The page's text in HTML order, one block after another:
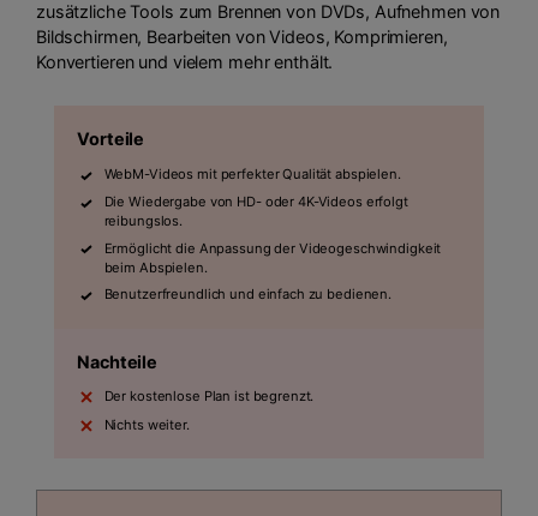
zusätzliche Tools zum Brennen von DVDs, Aufnehmen von
Bildschirmen, Bearbeiten von Videos, Komprimieren,
Konvertieren und vielem mehr enthält.
Vorteile
WebM-Videos mit perfekter Qualität abspielen.
Die Wiedergabe von HD- oder 4K-Videos erfolgt
reibungslos.
Ermöglicht die Anpassung der Videogeschwindigkeit
beim Abspielen.
Benutzerfreundlich und einfach zu bedienen.
Nachteile
Der kostenlose Plan ist begrenzt.
Nichts weiter.